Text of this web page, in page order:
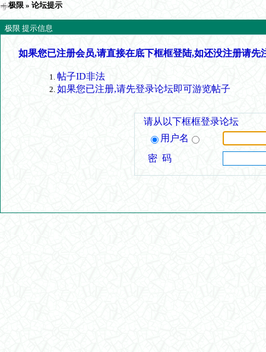
极限 » 论坛提示
极限 提示信息
如果您已注册会员,请直接在底下框框登陆,如还没注册请先
帖子ID非法
如果您已注册,请先登录论坛即可游览帖子
请从以下框框登录论坛
用户名
密 码